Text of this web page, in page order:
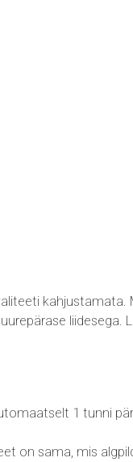
kahjustamata.
liidesega.
1 tunni
on sama, mis